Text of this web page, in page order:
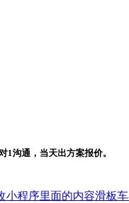
沟通，当天出方案报价。
小程序里面的内容滑板